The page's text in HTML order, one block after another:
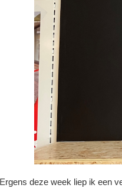
Ergens deze week liep ik een